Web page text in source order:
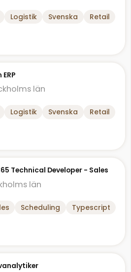
Logistik Svenska
Retail
län
Logistik Svenska
Retail
Technical Developer - Sales
län
Scheduling
Typescript